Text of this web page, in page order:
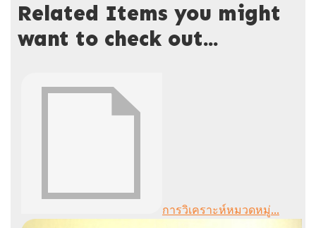
Related Items you might
want to check out...
การวิเคราะห์หมวดหมู่...